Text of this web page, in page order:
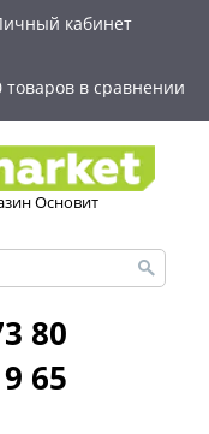
кабинет
товаров в сравнении
Основит
80
65